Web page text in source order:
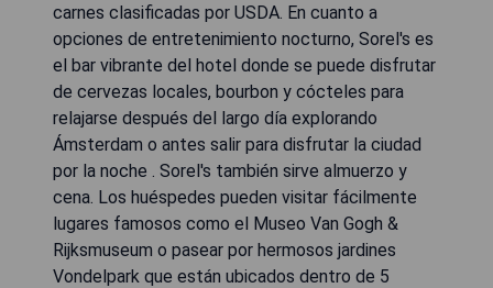
carnes clasificadas por USDA. En cuanto a
opciones de entretenimiento nocturno, Sorel's es
el bar vibrante del hotel donde se puede disfrutar
de cervezas locales, bourbon y cócteles para
relajarse después del largo día explorando
Ámsterdam o antes salir para disfrutar la ciudad
por la noche . Sorel's también sirve almuerzo y
cena. Los huéspedes pueden visitar fácilmente
lugares famosos como el Museo Van Gogh &
Rijksmuseum o pasear por hermosos jardines
Vondelpark que están ubicados dentro de 5